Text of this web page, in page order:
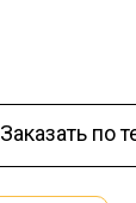
Заказать по